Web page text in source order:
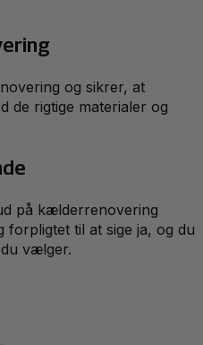
og sikrer, at
de rigtige materialer og
på kælderrenovering
forpligtet til at sige ja, og du
vælger.